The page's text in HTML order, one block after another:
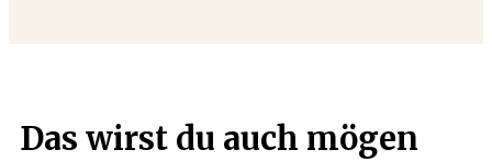
Das wirst du auch mögen